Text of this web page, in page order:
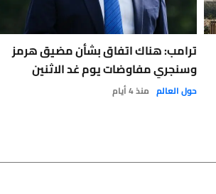
ترامب: هناك اتفاق بشأن مضيق هرمز
وسنجري مفاوضات يوم غد الاثنين
حول العالم منذ 4 أيام